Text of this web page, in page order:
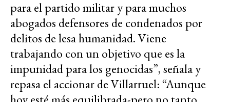
para el partido militar y para muchos
abogados defensores de condenados por
delitos de lesa humanidad. Viene
trabajando con un objetivo que es la
impunidad para los genocidas”, señala y
repasa el accionar de Villarruel: “Aunque